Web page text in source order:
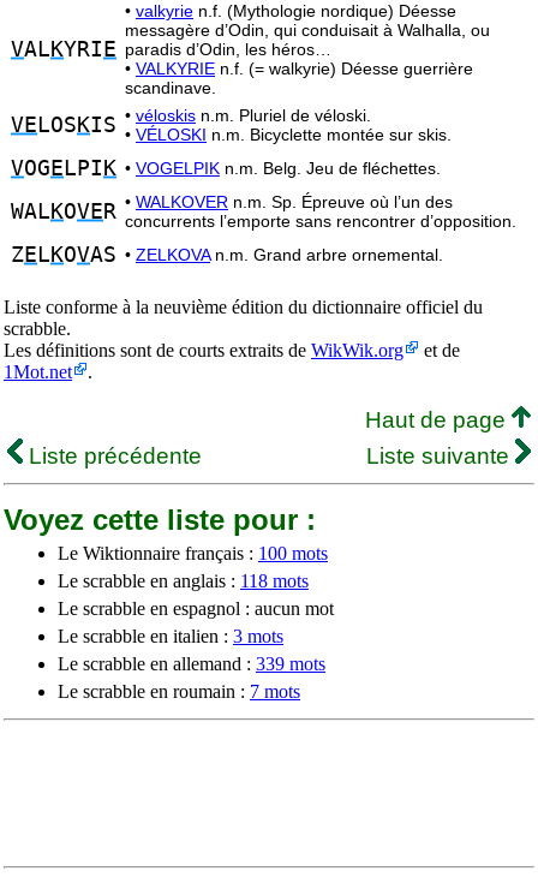
VAL KYRI E
• valkyrie n.f. (Mythologie nordique) Déesse
messagère d’Odin, qui conduisait à Walhalla, ou
paradis d’Odin, les héros…
• VALKYRIE n.f. (= walkyrie) Déesse guerrière
scandinave.
VE LOS KIS • véloskis n.m. Pluriel de véloski.
• VÉLOSKI n.m. Bicyclette montée sur skis.
VOG E LPI K • VOGELPIK n.m. Belg. Jeu de fléchettes.
WAL KOVE R • WALKOVER n.m. Sp. Épreuve où l’un des
concurrents l’emporte sans rencontrer d’opposition.
ZE L KOVAS • ZELKOVAn.m. Grand arbre ornemental.
Liste conforme à la neuvième édition du dictionnaire officiel du
scrabble.
Les définitions sont de courts extraits de WikWik.org
et de
1Mot.net
.
Haut de page
Liste précédente
Liste suivante
Voyez cette liste pour :
Le Wiktionnaire français : 100 mots
Le scrabble en anglais : 118 mots
Le scrabble en espagnol : aucun mot
Le scrabble en italien : 3 mots
Le scrabble en allemand : 339 mots
Le scrabble en roumain : 7 mots